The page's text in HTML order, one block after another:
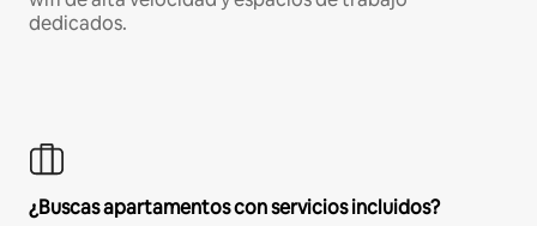
dedicados.
¿Buscas apartamentos con servicios incluidos?